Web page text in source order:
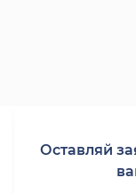
Оставляй